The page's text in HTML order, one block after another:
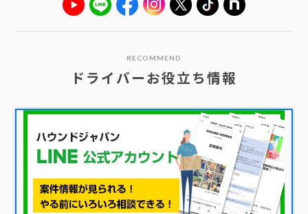
RECOMMEND
ドライバーお役立ち情報